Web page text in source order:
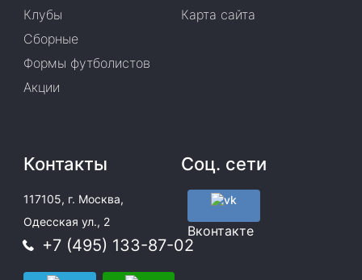
Клубы
Сборные
Формы футболистов
Акции
Карта сайта
Контакты
117105, г. Москва,
Одесская ул., 2
+7 (495) 133-87-02
Соц. сети
Вконтакте